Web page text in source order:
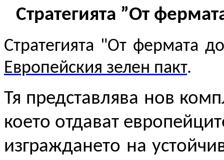
Стратегията ”От
Стратегията "От фермата
Европейския зелен пакт.
Тя представлява нов
което отдават
изграждането на